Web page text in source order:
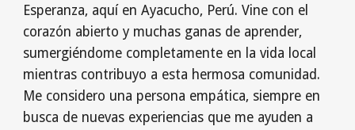
Esperanza, aquí en Ayacucho, Perú. Vine con el
corazón abierto y muchas ganas de aprender,
sumergiéndome completamente en la vida local
mientras contribuyo a esta hermosa comunidad.
Me considero una persona empática, siempre en
busca de nuevas experiencias que me ayuden a